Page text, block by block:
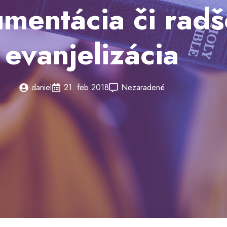
či
evanjelizácia
daniel 21. feb 2018 Nezaradené